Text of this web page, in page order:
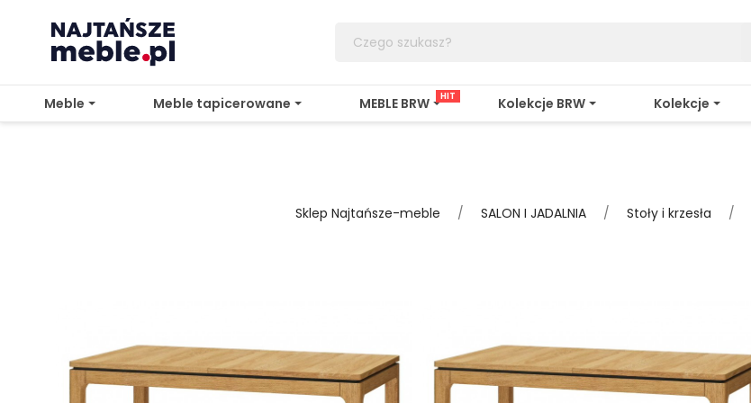
Meble Meble tapicerowane MEBLE BRW HIT Kolekcje BRW Kolekcje
Sklep Najtańsze-meble SALON I JADALNIA Stoły i krzesła